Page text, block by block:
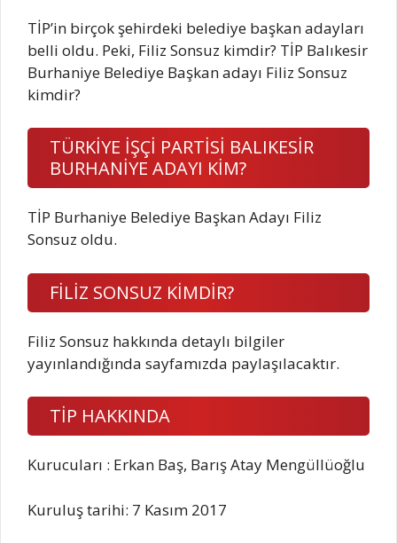
TİP’in birçok şehirdeki belediye başkan adayları
belli oldu. Peki, Filiz Sonsuz kimdir? TİP Balıkesir
Burhaniye Belediye Başkan adayı Filiz Sonsuz
kimdir?
TÜRKİYE İŞÇİ PARTİSİ BALIKESİR
BURHANİYE ADAYI KİM?
TİP Burhaniye Belediye Başkan Adayı Filiz
Sonsuz oldu.
FİLİZ SONSUZ KİMDİR?
Filiz Sonsuz hakkında detaylı bilgiler
yayınlandığında sayfamızda paylaşılacaktır.
TİP HAKKINDA
Kurucuları : Erkan Baş, Barış Atay Mengüllüoğlu
Kuruluş tarihi: 7 Kasım 2017